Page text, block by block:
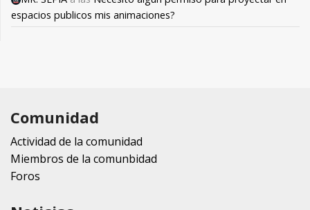
espacios publicos mis animaciones?
Comunidad
Actividad de la comunidad
Miembros de la comunbidad
Foros